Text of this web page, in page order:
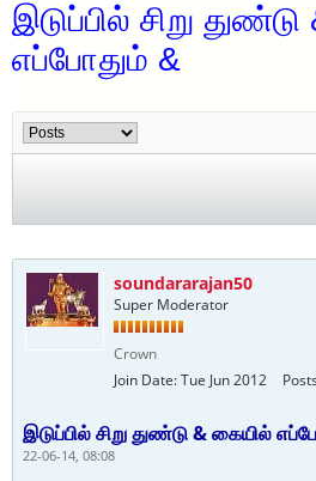
இடுப்பில் சிறு
எப்போதும் &
soundararajan50
Super Moderator
Crown
Join Date:Tue Jun 2012
இடுப்பில் சிறு துண்டு & கையில்
22-06-14, 08:08